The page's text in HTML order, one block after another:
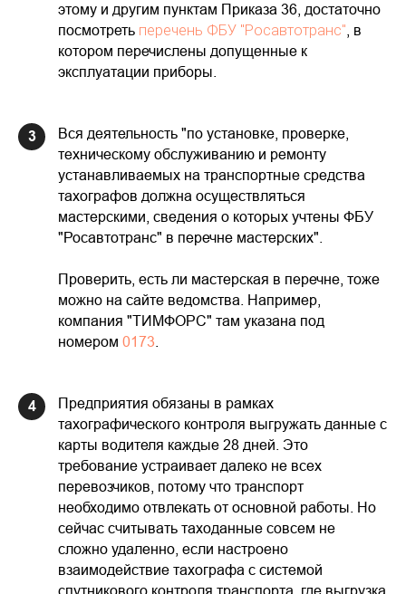
этому и другим пунктам Приказа 36, достаточно
посмотреть перечень ФБУ "Росавтотранс" , в
котором перечислены допущенные к
эксплуатации приборы.
3
Вся деятельность "по установке, проверке,
техническому обслуживанию и ремонту
устанавливаемых на транспортные средства
тахографов должна осуществляться
мастерскими, сведения о которых учтены ФБУ
"Росавтотранс" в перечне мастерских".
Проверить, есть ли мастерская в перечне, тоже
можно на сайте ведомства. Например,
компания "ТИМФОРС" там указана под
номером 0173
4
Предприятия обязаны в рамках
тахографического контроля выгружать данные с
карты водителя каждые 28 дней. Это
требование устраивает далеко не всех
перевозчиков, потому что транспорт
необходимо отвлекать от основной работы. Но
сейчас считывать таходанные совсем не
сложно удаленно, если настроено
взаимодействие тахографа с системой
спутникового контроля транспорта, где выгрузка